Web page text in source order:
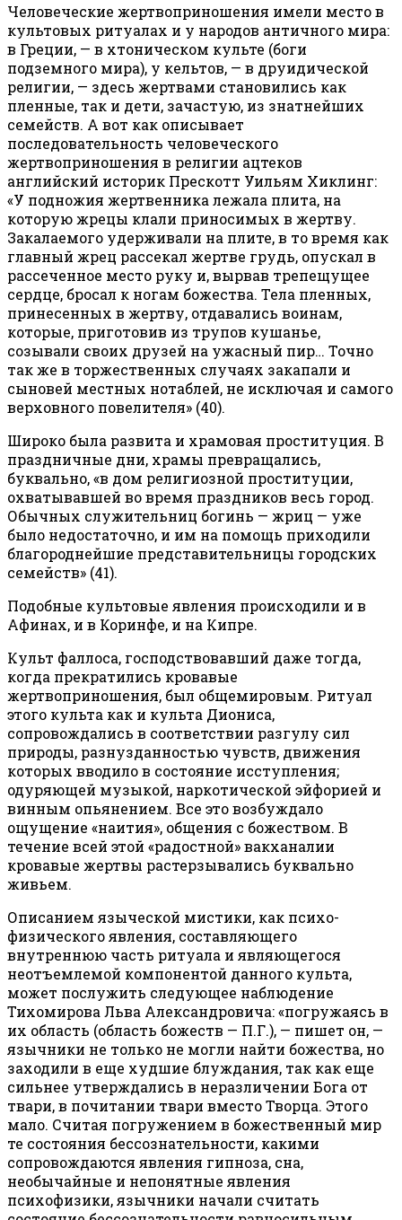
Человеческие жертвоприношения имели место в
культовых ритуалах и у народов античного мира:
в Греции, — в хтоническом культе (боги
подземного мира), у кельтов, — в друидической
религии, — здесь жертвами становились как
пленные, так и дети, зачастую, из знатнейших
семейств. А вот как описывает
последовательность человеческого
жертвоприношения в религии ацтеков
английский историк Прескотт Уильям Хиклинг:
«У подножия жертвенника лежала плита, на
которую жрецы клали приносимых в жертву.
Закалаемого удерживали на плите, в то время как
главный жрец рассекал жертве грудь, опускал в
рассеченное место руку и, вырвав трепещущее
сердце, бросал к ногам божества. Тела пленных,
принесенных в жертву, отдавались воинам,
которые, приготовив из трупов кушанье,
созывали своих друзей на ужасный пир… Точно
так же в торжественных случаях закапали и
сыновей местных нотаблей, не исключая и самого
верховного повелителя» (40).
Широко была развита и храмовая проституция. В
праздничные дни, храмы превращались,
буквально, «в дом религиозной проституции,
охватывавшей во время праздников весь город.
Обычных служительниц богинь — жриц — уже
было недостаточно, и им на помощь приходили
благороднейшие представительницы городских
семейств» (41).
Подобные культовые явления происходили и в
Афинах, и в Коринфе, и на Кипре.
Культ фаллоса, господствовавший даже тогда,
когда прекратились кровавые
жертвоприношения, был общемировым. Ритуал
этого культа как и культа Диониса,
сопровождались в соответствии разгулу сил
природы, разнузданностью чувств, движения
которых вводило в состояние исступления;
одуряющей музыкой, наркотической эйфорией и
винным опьянением. Все это возбуждало
ощущение «наития», общения с божеством. В
течение всей этой «радостной» вакханалии
кровавые жертвы растерзывались буквально
живьем.
Описанием языческой мистики, как психо-
физического явления, составляющего
внутреннюю часть ритуала и являющегося
неотъемлемой компонентой данного культа,
может послужить следующее наблюдение
Тихомирова Льва Александровича: «погружаясь в
их область (область божеств — П.Г.), — пишет он, —
язычники не только не могли найти божества, но
заходили в еще худшие блуждания, так как еще
сильнее утверждались в неразличении Бога от
твари, в почитании твари вместо Творца. Этого
мало. Считая погружением в божественный мир
те состояния бессознательности, какими
сопровождаются явления гипноза, сна,
необычайные и непонятные явления
психофизики, язычники начали считать